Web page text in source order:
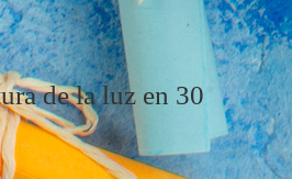
de la luz en 30